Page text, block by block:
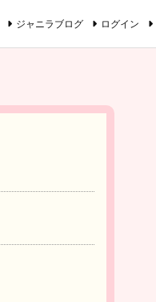
ジャニラブログ ログイン